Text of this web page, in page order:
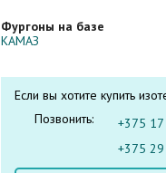
Фургоны на базе
КАМАЗ
Если вы хотите купить
Позвонить:
+375
+375